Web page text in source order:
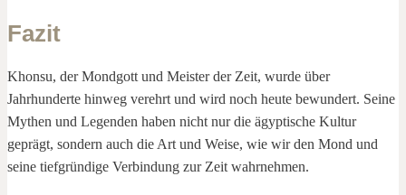
Fazit
Khonsu, der Mondgott und Meister der Zeit, wurde über
Jahrhunderte hinweg verehrt und wird noch heute bewundert. Seine
Mythen und Legenden haben nicht nur die ägyptische Kultur
geprägt, sondern auch die Art und Weise, wie wir den Mond und
seine tiefgründige Verbindung zur Zeit wahrnehmen.